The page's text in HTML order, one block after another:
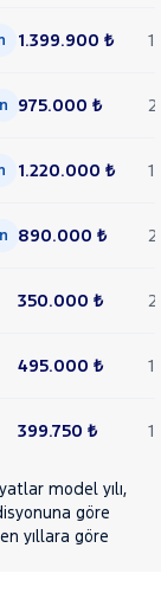
1.399.900 ₺ 1
975.000 ₺ 2
1.220.000 ₺ 1
890.000 ₺ 2
350.000 ₺ 2
495.000 ₺ 1
399.750 ₺ 1
model yılı,
göre
yıllara göre